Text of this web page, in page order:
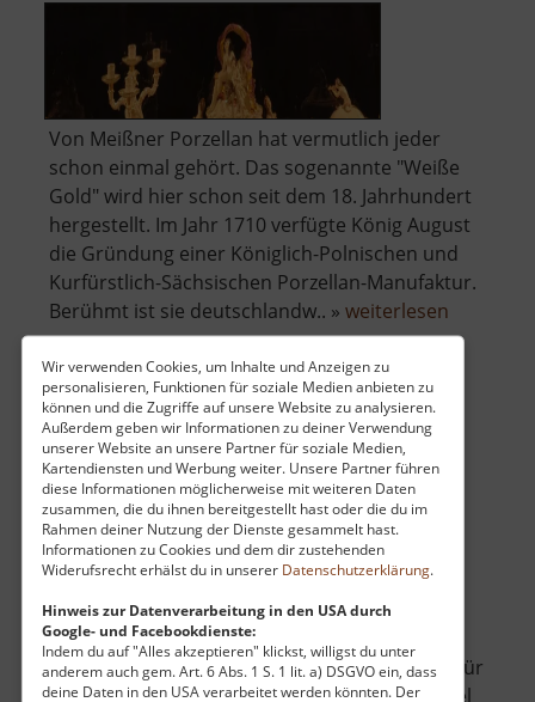
Wir verwenden Cookies, um Inhalte und Anzeigen zu
personalisieren, Funktionen für soziale Medien anbieten zu
können und die Zugriffe auf unsere Website zu analysieren.
Außerdem geben wir Informationen zu deiner Verwendung
unserer Website an unsere Partner für soziale Medien,
Kartendiensten und Werbung weiter. Unsere Partner führen
diese Informationen möglicherweise mit weiteren Daten
zusammen, die du ihnen bereitgestellt hast oder die du im
Rahmen deiner Nutzung der Dienste gesammelt hast.
Informationen zu Cookies und dem dir zustehenden
Widerufsrecht erhälst du in unserer Datenschutzerklärung.
Hinweis zur Datenverarbeitung in den USA durch
Google- und Facebookdienste:
Indem du auf "Alles akzeptieren" klickst, willigst du unter
anderem auch gem. Art. 6 Abs. 1 S. 1 lit. a) DSGVO ein, dass
deine Daten in den USA verarbeitet werden könnten. Der
Von Meißner Porzellan hat vermutlich jeder
schon einmal gehört. Das sogenannte "Weiße
Gold" wird hier schon seit dem 18. Jahrhundert
hergestellt. Im Jahr 1710 verfügte König August
die Gründung einer Königlich-Polnischen und
Kurfürstlich-Sächsischen Porzellan-Manufaktur.
Berühmt ist sie deutschlandw.. » weiterlesen
Karls Erdbeerdorf
Döbeln / Sachsen
aktuell vom 07.06.2026 / Zugriffe: 1072
61 km vom aktuellen Standort
Karls Erlebnis-Dorf in Döbeln ist ein Paradies für
die ganze Familie und ein beliebtes Ausflugsziel